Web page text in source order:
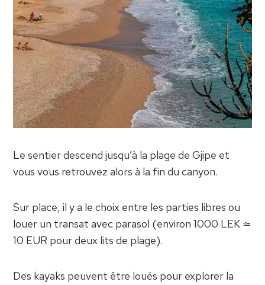
Le sentier descend jusqu’à la plage de Gjipe et
vous vous retrouvez alors à la fin du canyon.
Sur place, il y a le choix entre les parties libres ou
louer un transat avec parasol (environ 1000 LEK ≃
10 EUR pour deux lits de plage).
Des kayaks peuvent être loués pour explorer la